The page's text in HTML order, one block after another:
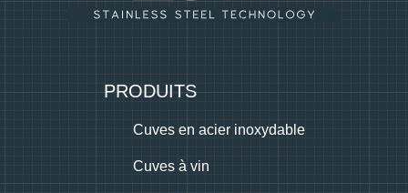
PRODUITS
Cuves en acier inoxydable
Cuves à vin